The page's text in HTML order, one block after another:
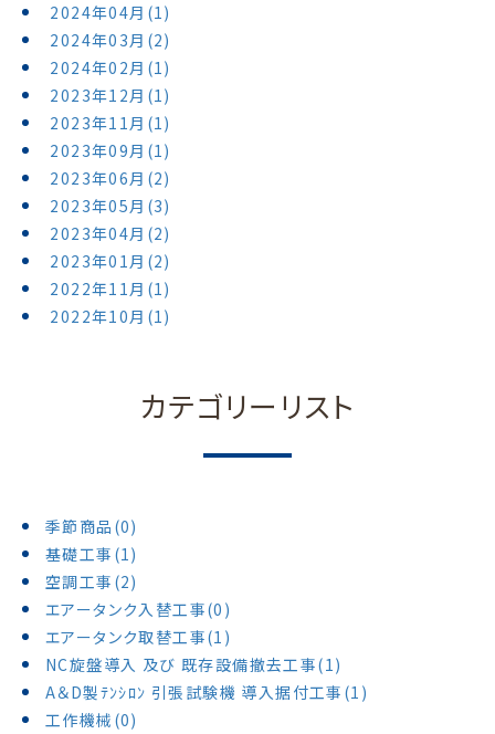
2024年04月(1)
2024年03月(2)
2024年02月(1)
2023年12月(1)
2023年11月(1)
2023年09月(1)
2023年06月(2)
2023年05月(3)
2023年04月(2)
2023年01月(2)
2022年11月(1)
2022年10月(1)
カテゴリーリスト
季節商品(0)
基礎工事(1)
空調工事(2)
エアータンク入替工事(0)
エアータンク取替工事(1)
NC旋盤導入 及び 既存設備撤去工事(1)
A＆D製ﾃﾝｼﾛﾝ 引張試験機 導入据付工事(1)
工作機械(0)